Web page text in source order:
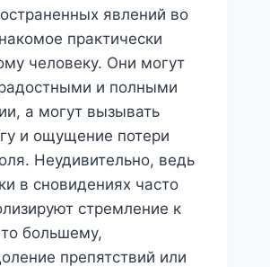
явлений во
практически
человеку. Они могут
и полными
а могут вызывать
и ощущение потери
Неудивительно, ведь
в сновидениях часто
стремление к
большему,
препятствий или